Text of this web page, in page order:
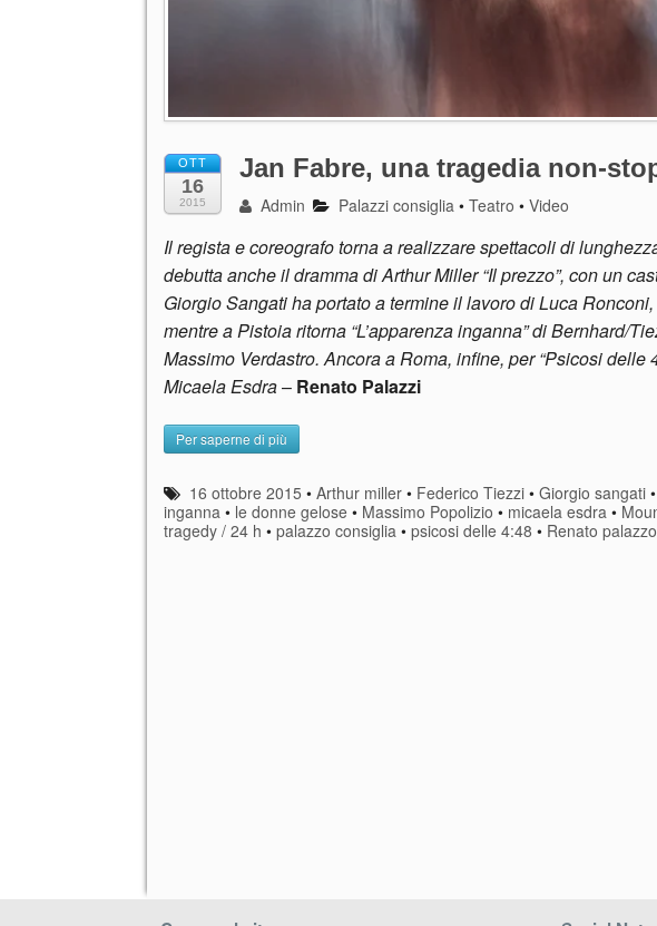
OTT
16
2015
Jan Fabre, una tragedia non-
Admin Palazzi consiglia •Teatro •Video
Il regista e coreografo torna a realizzare spettacoli di
debutta anche il dramma di Arthur Miller “Il prezzo”, con un
Giorgio Sangati ha portato a termine il lavoro di Luca
mentre a Pistoia ritorna “L’apparenza inganna” di Bernhard/
Massimo Verdastro. Ancora a Roma, infine, per “Psicosi delle
Micaela Esdra– Renato Palazzi
Per saperne di più
16 ottobre 2015 •Arthur miller • Federico Tiezzi •Giorgio sangati
inganna • le donne gelose • Massimo Popolizio • micaela esdra •
tragedy / 24 h • palazzo consiglia • psicosi delle 4:48 • Renato palazzo